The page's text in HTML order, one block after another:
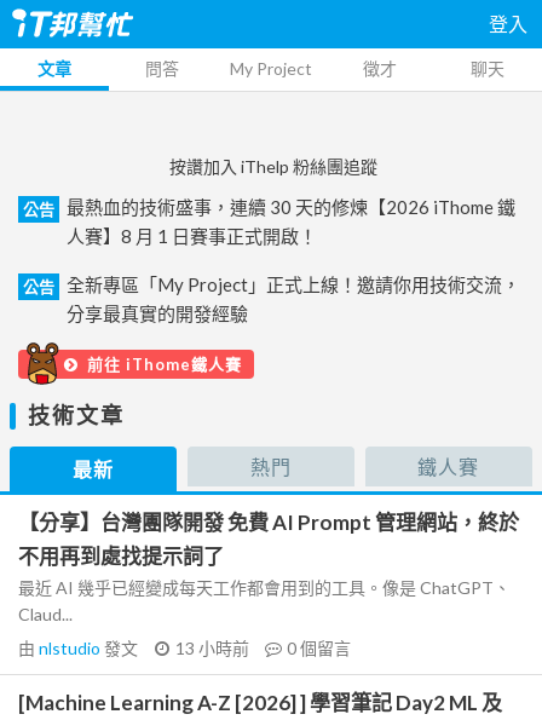
登入
文章 問答 My Project 徵才 聊天
按讚加入 iThelp 粉絲團追蹤
公告
最熱血的技術盛事，連續 30 天的修煉【2026 iThome 鐵
人賽】8 月 1 日賽事正式開啟！
公告
全新專區「My Project」正式上線！邀請你用技術交流，
分享最真實的開發經驗
前往 iThome鐵人賽
技術文章
最新 熱門 鐵人賽
【分享】台灣團隊開發 免費 AI Prompt 管理網站，終於
不用再到處找提示詞了
最近 AI 幾乎已經變成每天工作都會用到的工具。像是 ChatGPT、
Claud...
由 nlstudio 發文 13 小時前 0個留言
[Machine Learning A-Z [2026] ] 學習筆記 Day2 ML 及